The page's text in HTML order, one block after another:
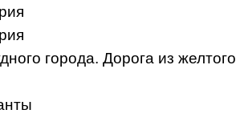
города. Дорога из желтого